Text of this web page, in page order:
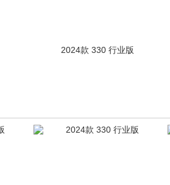
2024款 330 行业版